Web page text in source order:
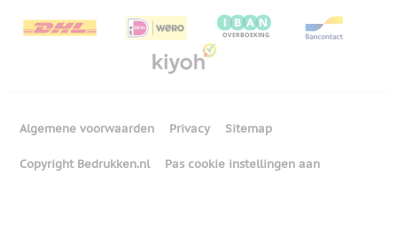
Algemene voorwaarden Privacy Sitemap
Copyright Bedrukken.nl Pas cookie instellingen aan